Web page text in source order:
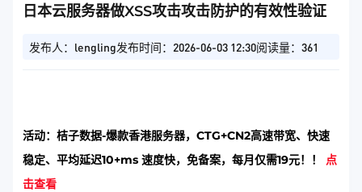
日本云服务器做XSS攻击攻击防护的有效性验证
发布人：lengling发布时间：2026-06-03 12:30阅读量：361
活动：桔子数据-爆款香港服务器，CTG+CN2高速带宽、快速
稳定、平均延迟10+ms 速度快，免备案，每月仅需19元！！ 点
击查看